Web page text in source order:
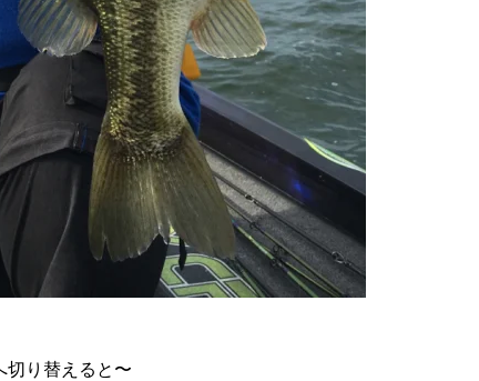
切り替えると〜